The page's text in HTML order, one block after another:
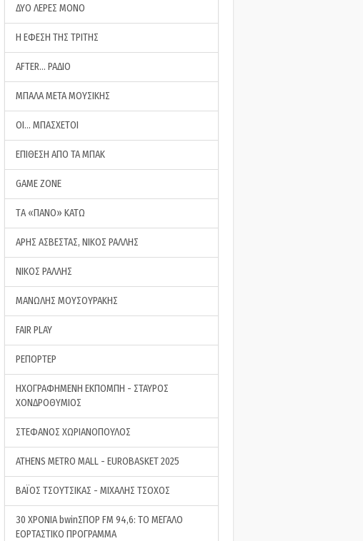
ΔΥΟ ΛΕΡΕΣ ΜΟΝΟ
Η ΕΦΕΣΗ ΤΗΣ ΤΡΙΤΗΣ
AFTER… ΡΑΔΙΟ
ΜΠΑΛΑ ΜΕΤΑ ΜΟΥΣΙΚΗΣ
ΟΙ… ΜΠΑΣΧΕΤΟΙ
ΕΠΙΘΕΣΗ ΑΠΟ ΤΑ ΜΠΑΚ
GAME ZONE
ΤA «ΠΑΝΟ» ΚΑΤΩ
ΑΡΗΣ ΑΣΒΕΣΤΑΣ, ΝΙΚΟΣ ΡΑΛΛΗΣ
ΝΙΚΟΣ ΡΑΛΛΗΣ
ΜΑΝΩΛΗΣ ΜΟΥΣΟΥΡΑΚΗΣ
FAIR PLAY
ΡΕΠΟΡΤΕΡ
ΗΧΟΓΡΑΦΗΜΕΝΗ ΕΚΠΟΜΠΗ - ΣΤΑΥΡΟΣ
ΧΟΝΔΡΟΘΥΜΙΟΣ
ΣΤΕΦΑΝΟΣ ΧΩΡΙΑΝΟΠΟΥΛΟΣ
ATHENS METRO MALL - EUROBASKET 2025
ΒΑΪΟΣ ΤΣΟΥΤΣΙΚΑΣ - ΜΙΧΑΛΗΣ ΤΣΟΧΟΣ
30 ΧΡΟΝΙΑ bwinΣΠΟΡ FM 94,6: ΤΟ ΜΕΓΑΛΟ
ΕΟΡΤΑΣΤΙΚΟ ΠΡΟΓΡΑΜΜΑ